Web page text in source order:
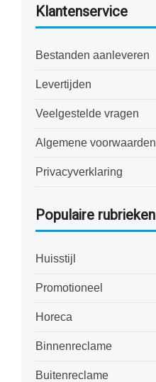
Klantenservice
Bestanden aanleveren
Levertijden
Veelgestelde vragen
Algemene voorwaarden
Privacyverklaring
Populaire rubrieken
Huisstijl
Promotioneel
Horeca
Binnenreclame
Buitenreclame